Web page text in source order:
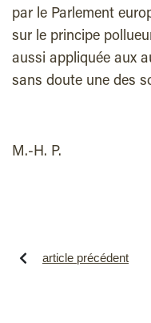
par le Parlement
sur le principe
aussi appliquée aux
sans doute une des
M.-H. P.
article précédent